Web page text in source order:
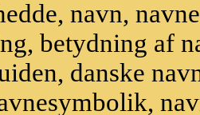
navn,
betydning af
danske